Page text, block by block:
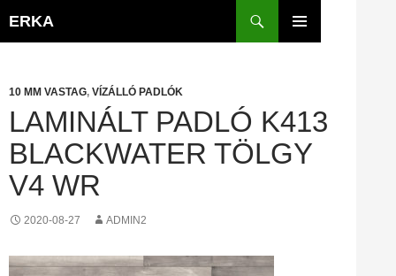
ERKA
10 MM VASTAG, VÍZÁLLÓ PADLÓK
LAMINÁLT PADLÓ K413
BLACKWATER TÖLGY
V4 WR
2020-08-27 ADMIN2